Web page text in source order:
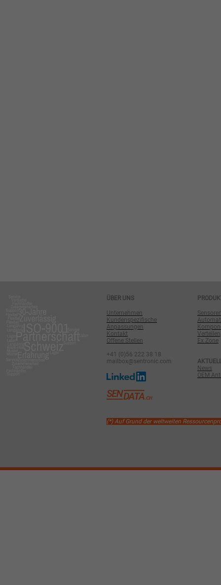
ÜBER UNS
Unternehmen
Kundenspezifische
Anpassungen
Kontakt
Offene Stellen
+41 (0)56 222 38 18
mailbox@sentronic.com
Ex Zone
News
OEM
(*) Auf Grund der weltweiten